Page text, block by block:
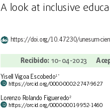
https://doi.org/10.47230/unesum-
A look at inclusive
Recibido: 10- 04-2023 Ac
Yisell Vigoa Escobedo1*
https://orcid.org/0000-0002-2747-9627
Lorenzo Rolando Figueredo 2
https://orcid.org/0000-0001-9952-1460